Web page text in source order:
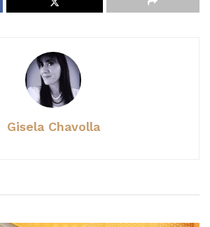
Gisela Chavolla